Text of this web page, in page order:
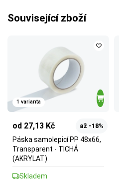
Související zboží
1 varianta
od 27,13 Kč až -18%
Páska samolepicí PP 48x66,
Transparent - TICHÁ
(AKRYLAT)
Skladem